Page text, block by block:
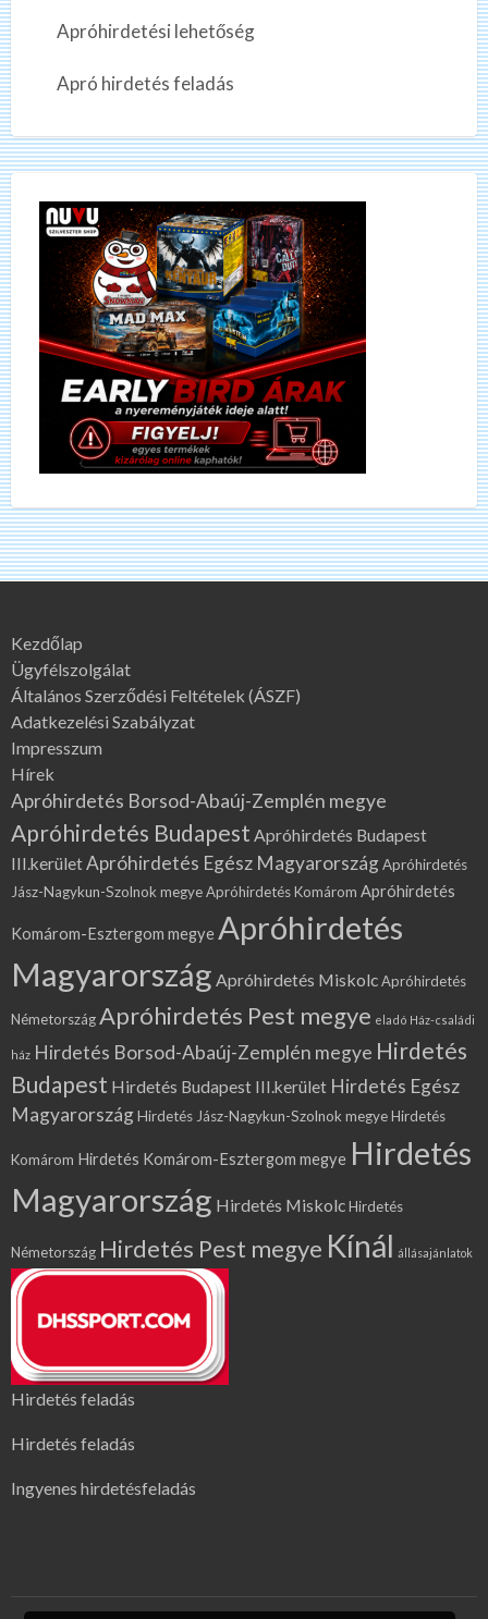
Apróhirdetési lehetőség
Apró hirdetés feladás
Kezdőlap
Ügyfélszolgálat
Általános Szerződési Feltételek (ÁSZF)
Adatkezelési Szabályzat
Impresszum
Hírek
Apróhirdetés Borsod-Abaúj-Zemplén megye
Apróhirdetés Budapest Apróhirdetés Budapest
III.kerületApróhirdetés Egész MagyarországApróhirdetés
Jász-Nagykun-Szolnok megyeApróhirdetés Komárom Apróhirdetés
Komárom-Esztergom megyeApróhirdetés
Magyarország Apróhirdetés MiskolcApróhirdetés
NémetországApróhirdetés Pest megye eladó Ház-családi
ház Hirdetés Borsod-Abaúj-Zemplén megye Hirdetés
Budapest Hirdetés Budapest III.kerület Hirdetés Egész
MagyarországHirdetés Jász-Nagykun-Szolnok megyeHirdetés
Komárom Hirdetés Komárom-Esztergom megye Hirdetés
Magyarország Hirdetés MiskolcHirdetés
Németország Hirdetés Pest megye Kínál állásajánlatok
Hirdetés feladás
Hirdetés feladás
Ingyenes hirdetésfeladás